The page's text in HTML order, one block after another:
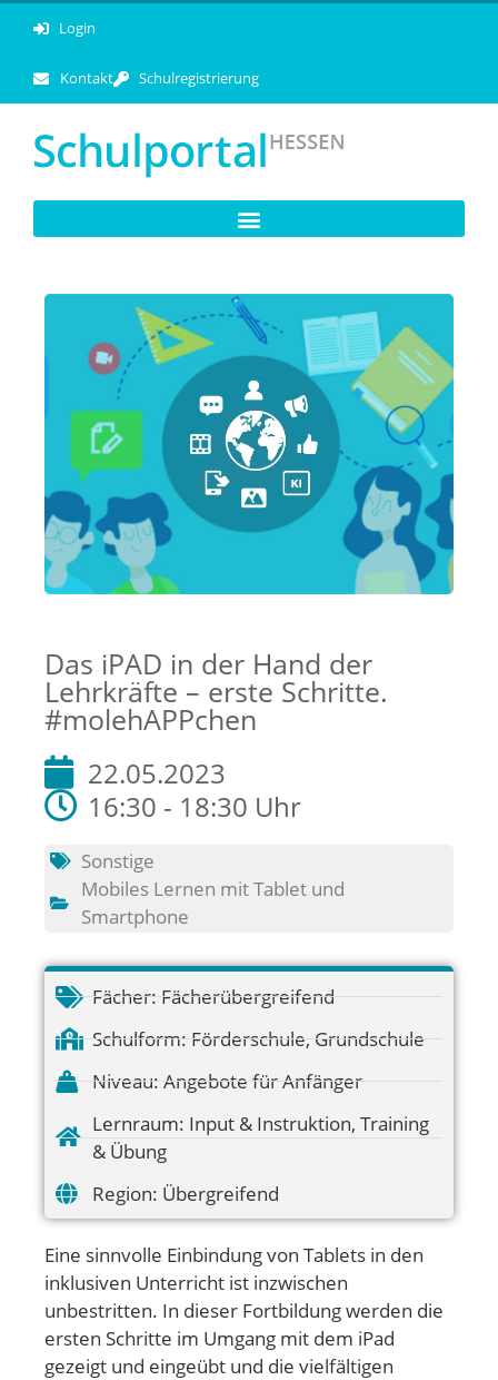
Login
Kontakt Schulregistrierung
Das iPAD in der Hand der
Lehrkräfte – erste Schritte.
#molehAPPchen
22.05.2023
16:30 - 18:30 Uhr
Sonstige
Mobiles Lernen mit Tablet und
Smartphone
Fächer: Fächerübergreifend
Schulform: Förderschule, Grundschule
Niveau: Angebote für Anfänger
Lernraum: Input & Instruktion, Training
& Übung
Region: Übergreifend
Eine sinnvolle Einbindung von Tablets in den
inklusiven Unterricht ist inzwischen
unbestritten. In dieser Fortbildung werden die
ersten Schritte im Umgang mit dem iPad
gezeigt und eingeübt und die vielfältigen